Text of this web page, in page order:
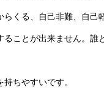
らくる、自己非難、自己
ことが出来ません。誰
ちやすいです。